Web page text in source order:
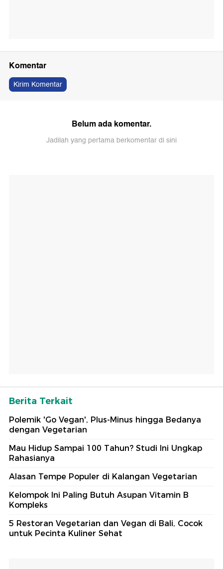
Komentar
Kirim Komentar
Belum ada komentar.
Jadilah yang pertama berkomentar di sini
Berita Terkait
Polemik 'Go Vegan', Plus-Minus hingga Bedanya
dengan Vegetarian
Mau Hidup Sampai 100 Tahun? Studi Ini Ungkap
Rahasianya
Alasan Tempe Populer di Kalangan Vegetarian
Kelompok Ini Paling Butuh Asupan Vitamin B
Kompleks
5 Restoran Vegetarian dan Vegan di Bali, Cocok
untuk Pecinta Kuliner Sehat